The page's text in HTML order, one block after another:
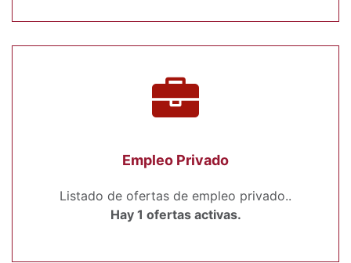
Empleo Privado
Listado de ofertas de empleo privado..
Hay 1 ofertas activas.